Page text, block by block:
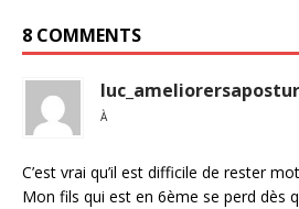
8 COMMENTS
À
C’est vrai qu’il est difficile de rester
Mon fils qui est en 6ème se perd dès